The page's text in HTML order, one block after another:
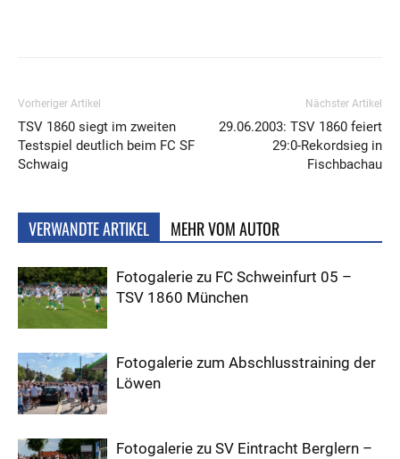
Vorheriger Artikel
TSV 1860 siegt im zweiten
Testspiel deutlich beim FC SF
Schwaig
Nächster Artikel
29.06.2003: TSV 1860 feiert
29:0-Rekordsieg in
Fischbachau
VERWANDTE ARTIKEL MEHR VOM AUTOR
Fotogalerie zu FC Schweinfurt 05 –
TSV 1860 München
Fotogalerie zum Abschlusstraining der
Löwen
Fotogalerie zu SV Eintracht Berglern –